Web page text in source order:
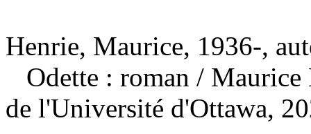
Henrie, Maurice, 1936-,
Odette : roman / Maurice
de l'Université d'Ottawa,